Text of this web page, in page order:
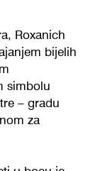
Roxanich
bijelih
simbolu
– gradu
za